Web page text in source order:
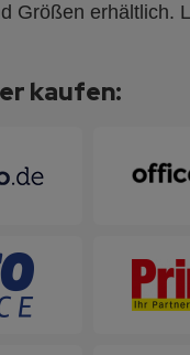
Größen erhältlich.
für die
kaufen: